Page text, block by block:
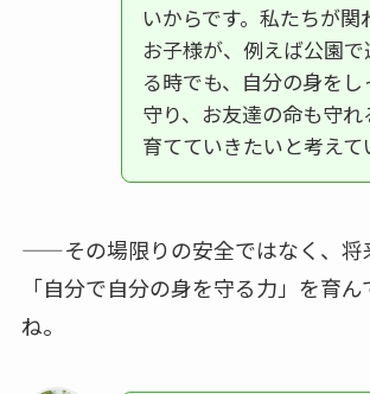
いからです。私たちが関
お子様が、例えば公園で
る時でも、自分の身をし
守り、お友達の命も守れ
育てていきたいと考えて
——その場限りの安全ではなく、将
「自分で自分の身を守る力」を育
ね。